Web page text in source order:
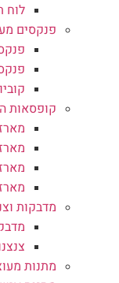
לוח
פנקסים
קופסאות
מדבקות
מתנות